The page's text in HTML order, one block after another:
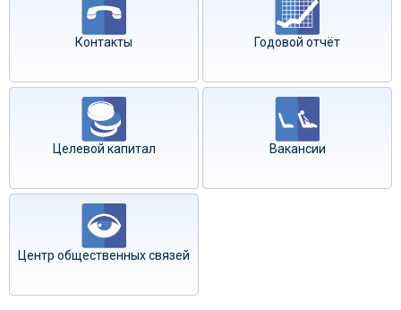
Контакты Годовой отчёт
Целевой капитал Вакансии
Центр общественных связей